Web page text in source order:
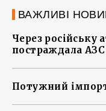
ВАЖЛИВІ
Через російську
постраждала
Потужний